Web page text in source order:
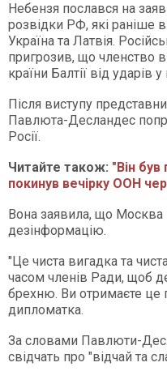
Небензя послався на
розвідки РФ, які раніше
Україна та Латвія.
пригрозив, що членство
країни Балтії від ударів
Після виступу
Павлюта-Десландес
Росії.
Читайте також: "Він
покинув вечірку ООН
Вона заявила, що
дезінформацію.
"Це чиста вигадка та
часом членів Ради, щоб
брехню. Ви отримаєте це
дипломатка.
За словами Павлюти-
свідчать про "відчай та